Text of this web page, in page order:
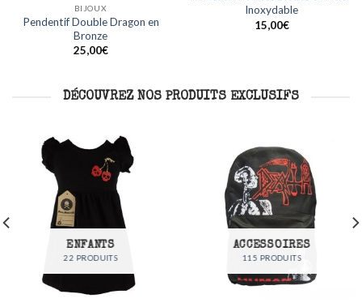
Acier Inoxydable
15,00€
Acier Inoxydable
15,00€
DÉCOUVREZ NOS PRODUITS EXCLUSIFS
ENFANTS
22 PRODUITS
ACCESSOIRES
115 PRODUITS